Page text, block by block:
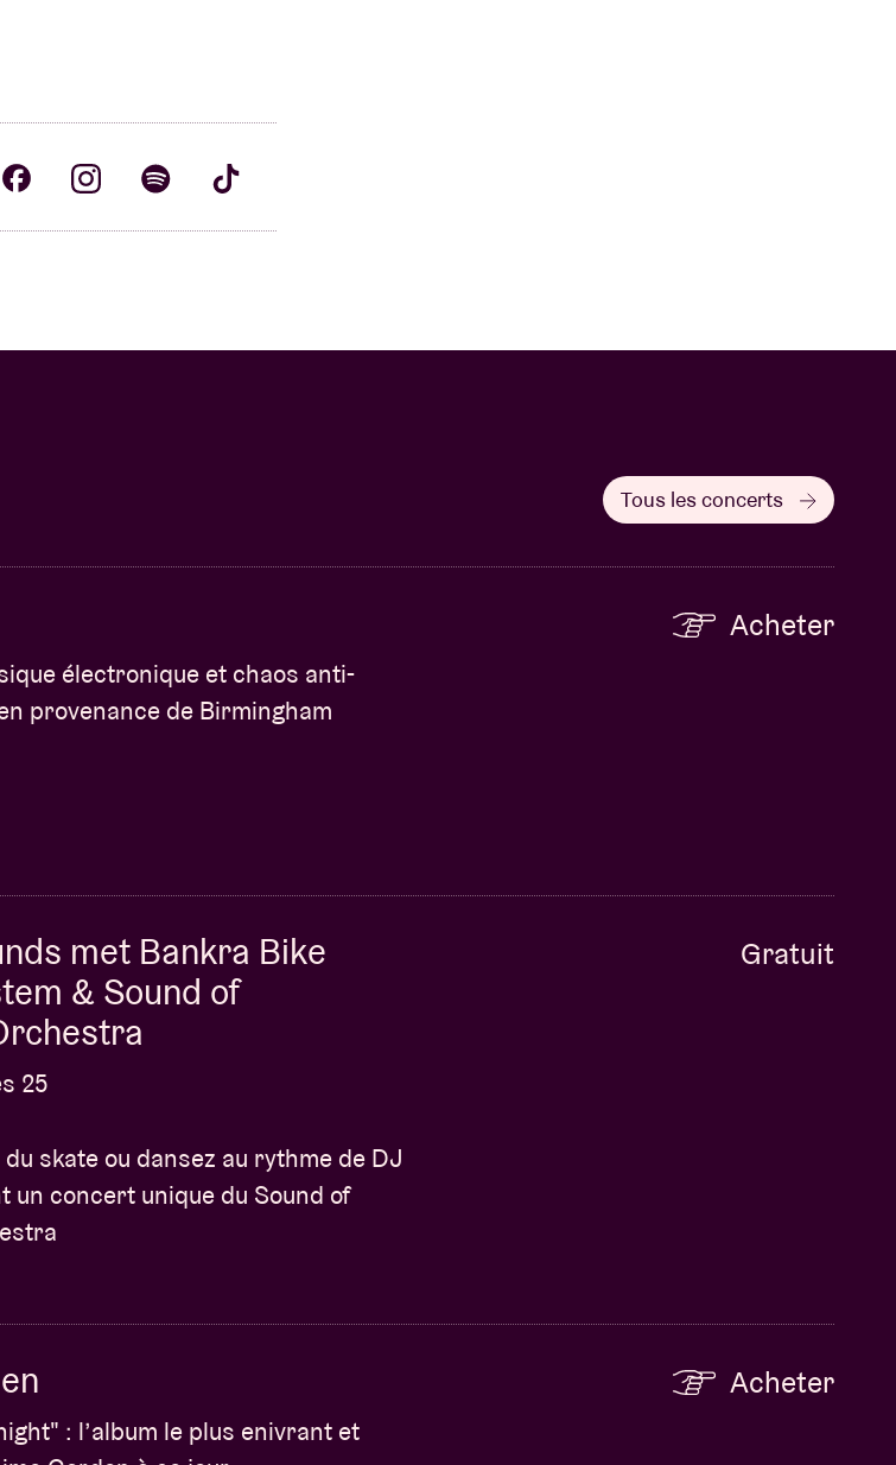
Tous les concerts
électronique et chaos anti-
provenance de Birmingham
Acheter
met Bankra Bike
& Sound of
25
skate ou dansez au rythme de DJ
un concert unique du Sound of
Gratuit
: l’album le plus enivrant et
Acheter